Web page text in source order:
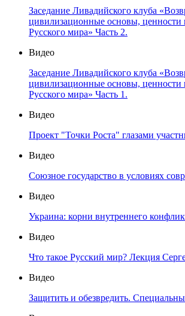
Заседание Ливадийского клуба
цивилизационные основы, ценности
Русского мира» Часть 2.
Видео
Заседание Ливадийского клуба
цивилизационные основы, ценности
Русского мира» Часть 1.
Видео
Проект "Точки Роста" глазами
Видео
Союзное государство в условиях
Видео
Украина: корни внутреннего
Видео
Что такое Русский мир? Лекция
Видео
Защитить и обезвредить.